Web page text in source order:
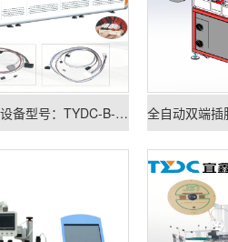
全自动线束组合插壳机（设备型号：TYDC-B-D601）